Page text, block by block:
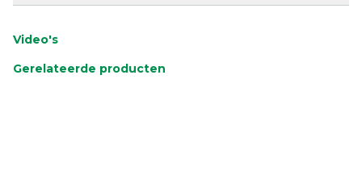
Video's
Gerelateerde producten